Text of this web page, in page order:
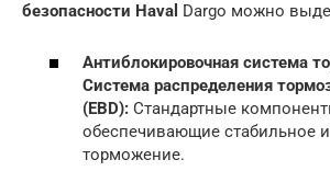
безопасности Haval Dargo можно
Антиблокировочная система
Система распределения
(EBD): Стандартные
обеспечивающие стабильное
торможение.